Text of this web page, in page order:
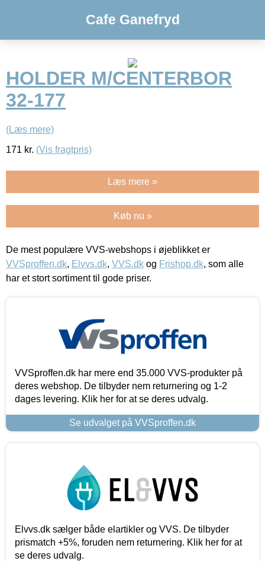
Cafe Ganefryd
HOLDER M/CENTERBOR
32-177
(Læs mere)
171 kr. (Vis fragtpris)
Læs mere »
Køb nu »
De mest populære VVS-webshops i øjeblikket er
VVSproffen.dk, Elvvs.dk, VVS.dk og Frishop.dk, som alle
har et stort sortiment til gode priser.
VVSproffen.dk har mere end 35.000 VVS-produkter på
deres webshop. De tilbyder nem returnering og 1-2
dages levering. Klik her for at se deres udvalg.
Se udvalget på VVSproffen.dk
Elvvs.dk sælger både elartikler og VVS. De tilbyder
prismatch +5%, foruden nem returnering. Klik her for at
se deres udvalg.